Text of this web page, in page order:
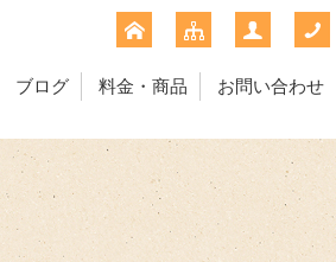
ブログ 料金・商品 お問い合わせ